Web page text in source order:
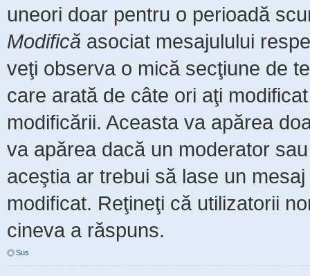
uneori doar pentru o perioadă
Modifică asociat mesajulului
veţi observa o mică secţiune de
care arată de câte ori aţi
modificării. Aceasta va apărea
va apărea dacă un moderator
aceştia ar trebui să lase un
modificat. Reţineţi că utilizatorii
cineva a răspuns.
Sus